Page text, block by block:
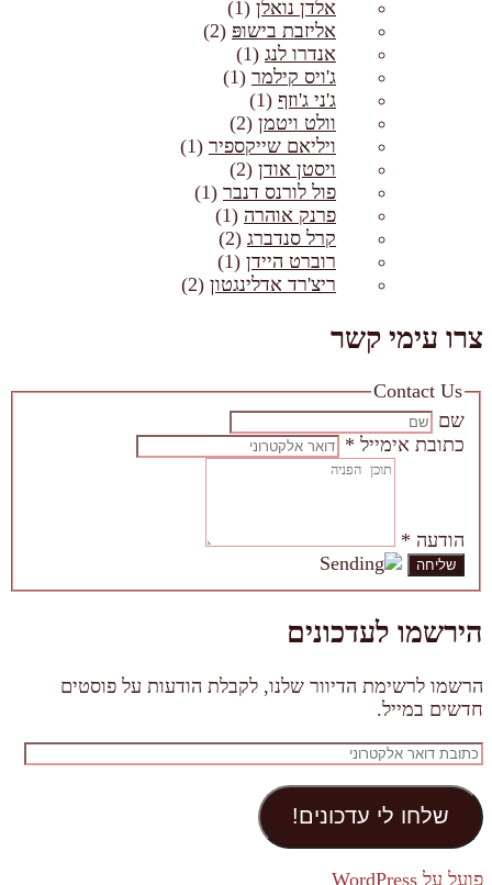
אלדן נואלן (1)
אליזבת בישופּ (2)
אנדרו לנג (1)
ג'ויס קילמר (1)
ג'ני ג'וזף (1)
וולט ויטמן (2)
ויליאם שייקספיר (1)
ויסטן אודן (2)
פול לורנס דנבר (1)
פרנק אוהרה (1)
קרל סנדברג (2)
רוברט היידן (1)
ריצ'רד אדלינגטון (2)
צרו עימי קשר
Contact Us
שם
כתובת אימייל *
הודעה *
הירשמו לעדכונים
הרשמו לרשימת הדיוור שלנו, לקבלת הודעות על פוסטים
חדשים במייל.
כתובת
אלקטרוני
שלחו לי עדכונים!
פועל על WordPress